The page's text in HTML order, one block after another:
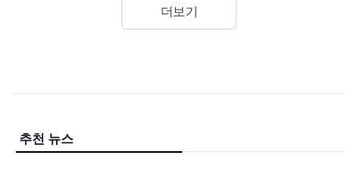
더보기
추천 뉴스